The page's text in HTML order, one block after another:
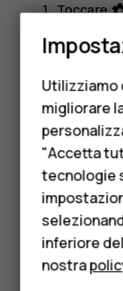
HMD
Per le
Tablet
Toccare
Cambiare
Eliminare un
Toccare
Ti è stato
Utilizziamo
migliorare
"Accetta
tecnologie
inferiore
nostra